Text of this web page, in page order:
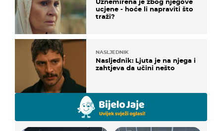
ucjene - hoće li napraviti što
traži?
NASLJEDNIK
Nasljednik: Ljuta je na njega i
zahtjeva da učini nešto